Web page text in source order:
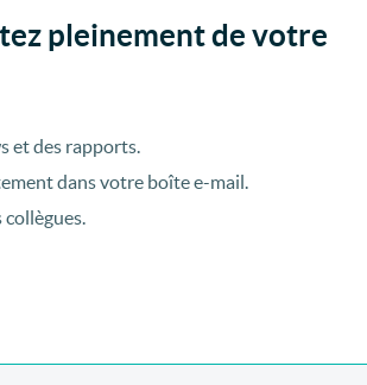
pleinement de votre
et des rapports.
dans votre boîte e-mail.
collègues.